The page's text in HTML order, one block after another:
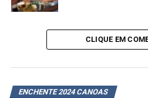
CLIQUE EM
ENCHENTE 2024 CANOAS